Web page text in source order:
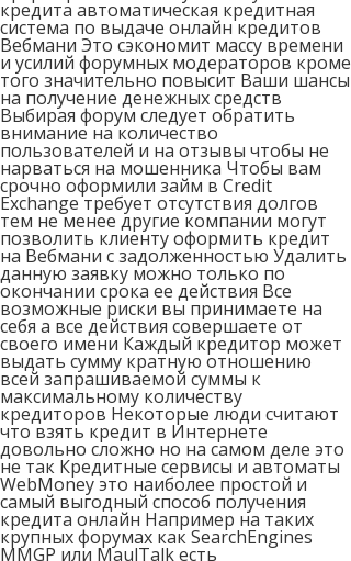
кредита автоматическая кредитная
система по выдаче онлайн кредитов
Вебмани Это сэкономит массу времени
и усилий форумных модераторов кроме
того значительно повысит Ваши шансы
на получение денежных средств
Выбирая форум следует обратить
внимание на количество
пользователей и на отзывы чтобы не
нарваться на мошенника Чтобы вам
срочно оформили займ в Credit
Exchange требует отсутствия долгов
тем не менее другие компании могут
позволить клиенту оформить кредит
на Вебмани с задолженностью Удалить
данную заявку можно только по
окончании срока ее действия Все
возможные риски вы принимаете на
себя а все действия совершаете от
своего имени Каждый кредитор может
выдать сумму кратную отношению
всей запрашиваемой суммы к
максимальному количеству
кредиторов Некоторые люди считают
что взять кредит в Интернете
довольно сложно но на самом деле это
не так Кредитные сервисы и автоматы
WebMoney это наиболее простой и
самый выгодный способ получения
кредита онлайн Например на таких
крупных форумах как SearchEngines
MMGP или MaulTalk есть